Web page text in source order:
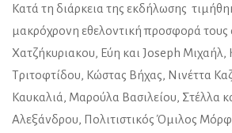
Κατά τη διάρκεια της εκδήλωσης
μακρόχρονη εθελοντική προσφορά τους
Χατζήκυριακου, Εύη και Joseph Μιχαήλ,
Τριτοφτίδου, Κώστας Βήχας, Νινέττα
Καυκαλιά, Μαρούλα Βασιλείου, Στέλλα
Αλεξάνδρου, Πολιτιστικός Όμιλος